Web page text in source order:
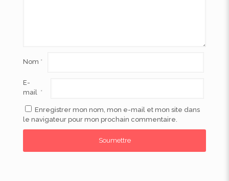
Nom *
E-
mail *
Enregistrer mon nom, mon e-mail et mon site dans
le navigateur pour mon prochain commentaire.